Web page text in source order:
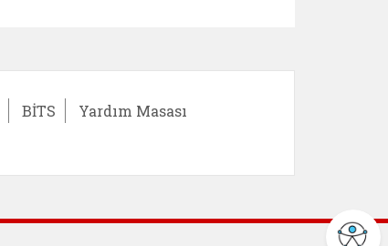
BİTS Yardım Masası